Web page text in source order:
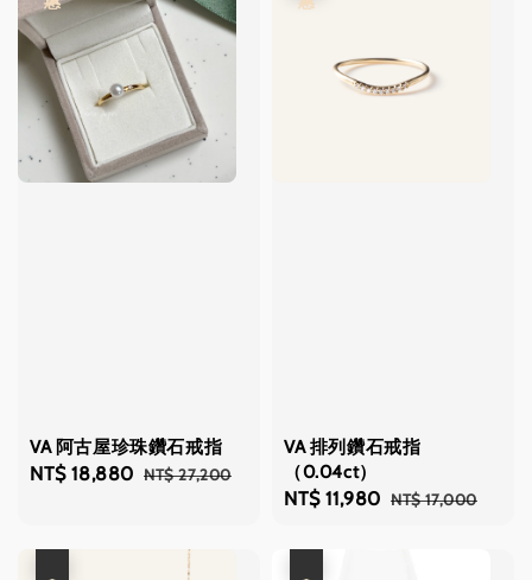
VA 阿古屋珍珠鑽石戒指
Sale
NT$ 18,880 Regular
NT$ 27,200
VA 排列鑽石戒指
（0.04ct）
Sale
NT$ 11,980 Regular
NT$ 17,000